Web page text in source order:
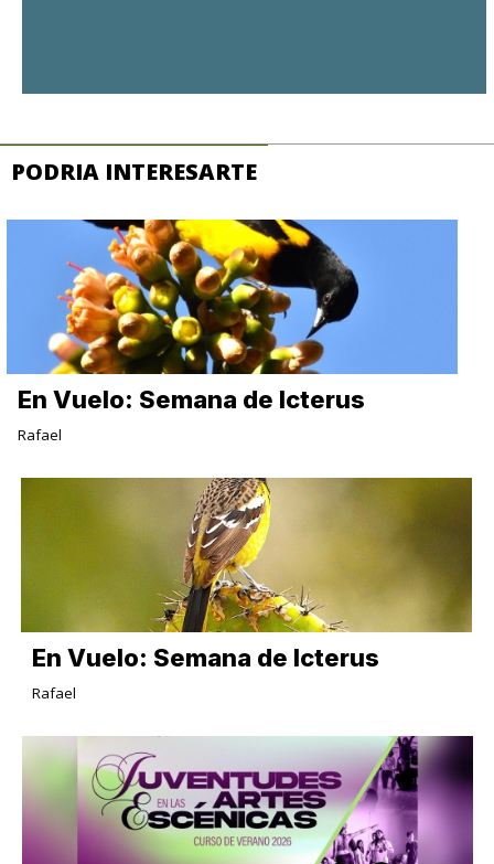
PODRIA INTERESARTE
En Vuelo: Semana de Icterus
Rafael
En Vuelo: Semana de Icterus
Rafael